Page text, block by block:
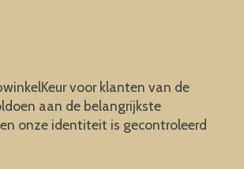
voor klanten van de
aan de belangrijkste
onze identiteit is gecontroleerd